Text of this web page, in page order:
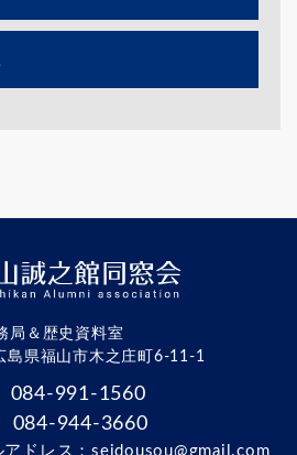
局＆歴史資料室
島県福山市木之庄町6-11-1
991-1560
084-944-3660
ドレス： seidousou@gmail.com